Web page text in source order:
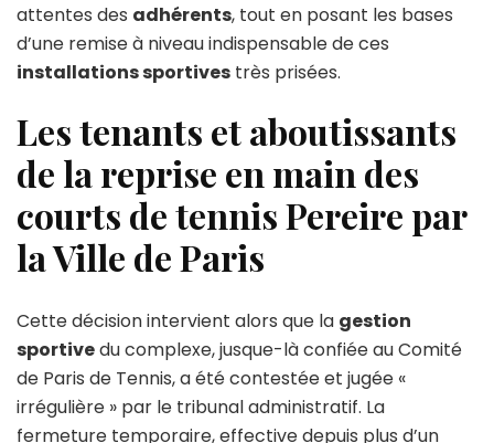
une
des
attentes des adhérents, tout en posant les bases
d’une remise à niveau indispensable de ces
installations sportives très prisées.
Les tenants et aboutissants
de la reprise en main des
courts de tennis Pereire par
la Ville de Paris
Cette décision intervient alors que la gestion
sportivedu complexe, jusque-là confiée au Comité
de Paris de Tennis, a été contestée et jugée «
irrégulière » par le tribunal administratif. La
fermeture temporaire, effective depuis plus d’un